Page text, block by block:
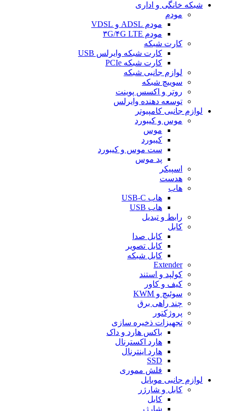
شبکه خانگی و اداری
مودم
مودم ADSL و VDSL
مودم ۳G/۴G LTE
کارت شبکه
کارت شبکه وایرلس USB
کارت شبکه PCIe
لوازم جانبی شبکه
سوییچ شبکه
روتر و اکسس پوینت
توسعه دهنده وایرلس
لوازم جانبی کامپیوتر
موس و کیبورد
موس
کیبورد
ست موس و کیبورد
پد موس
اسپیکر
هدست
هاب
هاب USB-C
هاب USB
رابط و تبدیل
کابل
کابل صدا
کابل تصویر
کابل شبکه
Extender
کولپد و استند
کیف و کاور
سوئیچ و KWM
چند راهی برق
پروژکتور
تجهیزات ذخیره سازی
باکس هارد و داک
هارد اکسترنال
هارد اینترنال
SSD
فلش مموری
لوازم جانبی موبایل
کابل و شارژر
کابل
شارژر